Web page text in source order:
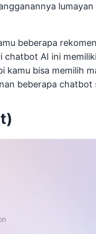
beberapa
chatbot AI ini
kamu bisa memilih
beberapa chatbot